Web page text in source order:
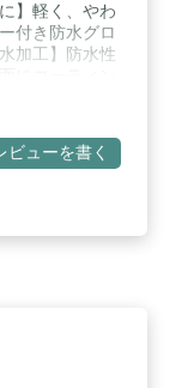
】軽く、やわ
付き防水グロ
加工】防水性
【透湿性と防
に放出する特
します。 /
60℃でも柔軟
。※冷気を完
。寒冷地での
ス業,運輸/物
ス業,土木建築
ビューを書く